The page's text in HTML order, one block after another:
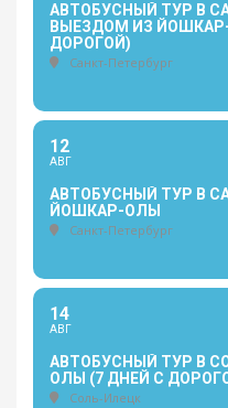
АВТОБУСНЫЙ ТУР В
ВЫЕЗДОМ ИЗ
ДОРОГОЙ)
Санкт-Петербург
12
АВГ
АВТОБУСНЫЙ ТУР В
ЙОШКАР-ОЛЫ
Санкт-Петербург
14
АВГ
АВТОБУСНЫЙ ТУР В
ОЛЫ (7 ДНЕЙ С
Соль-Илецк